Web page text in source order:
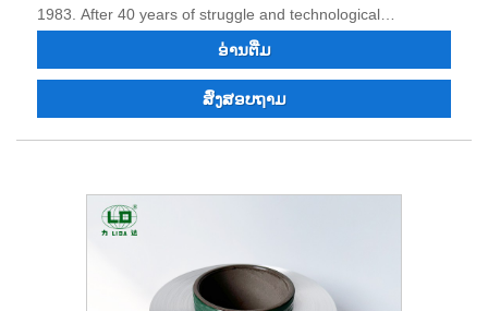
1983. After 40 years of struggle and technological
transformation and innovation, the product quality has won
the trust and praise of many customers. Now the company
has strong technical force, excellent equipment, complete
testing equipment, stable product quality, good reputation,
China.LIDA® is Total Brgiht Polyester Trilobal Shaped
Filament manufacturers and suppliers in China who can
In the domestic special fiber market, Changshu Polyester
Co., Ltd.'s "Lida" brand is a strong contender. Polyester
ອ່ານ​ຕື່ມ
ສົ່ງສອບຖາມ